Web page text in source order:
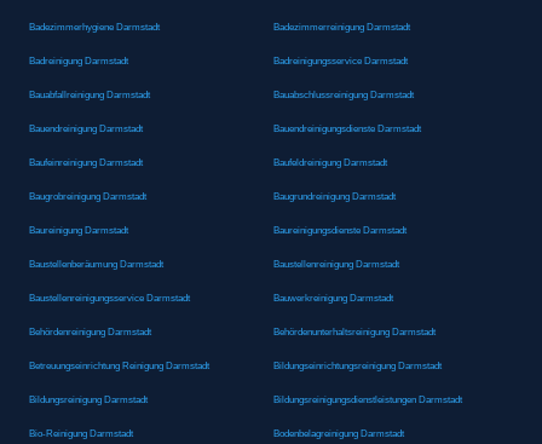
Badezimmerhygiene Darmstadt Badezimmerreinigung Darmstadt
Badreinigung Darmstadt Badreinigungsservice Darmstadt
Bauabfallreinigung Darmstadt Bauabschlussreinigung Darmstadt
Bauendreinigung Darmstadt Bauendreinigungsdienste Darmstadt
Baufeinreinigung Darmstadt Baufeldreinigung Darmstadt
Baugrobreinigung Darmstadt Baugrundreinigung Darmstadt
Baureinigung Darmstadt Baureinigungsdienste Darmstadt
Baustellenberäumung Darmstadt Baustellenreinigung Darmstadt
Baustellenreinigungsservice Darmstadt Bauwerkreinigung Darmstadt
Behördenreinigung Darmstadt Behördenunterhaltsreinigung Darmstadt
Betreuungseinrichtung Reinigung Darmstadt Bildungseinrichtungsreinigung Darmstadt
Bildungsreinigung Darmstadt Bildungsreinigungsdienstleistungen Darmstadt
Bio-Reinigung Darmstadt Bodenbelagreinigung Darmstadt